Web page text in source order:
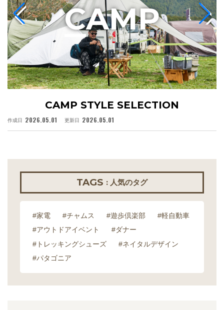
CAMP STYLE SELECTION
作成日 2026.05.01 更新日 2026.05.01
CAMP
TAGS : 人気のタグ
#家電 #チャムス #遊歩倶楽部
#軽自動車
#アウトドアイベント
#ダナー
#トレッキングシューズ
#ネイタルデザイン
#パタゴニア